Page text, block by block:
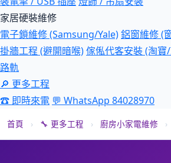
家居硬裝維修
電子鎖維修 (Samsung/Yale)鋁窗維修 (
掛牆工程 (避開暗喉)傢俬代客安裝 (淘寶
路軌
🔎 更多工程
☎ 即時來電 💬 WhatsApp 84028970
首頁 › 🔧 更多工程 › 廚房小家電維修 ›